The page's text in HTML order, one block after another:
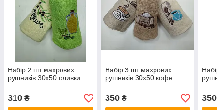
Набір 2 шт махрових
рушників 30х50 оливки
310 ₴
Набір 3 шт махрових
рушників 30х50 кофе
350₴ 350